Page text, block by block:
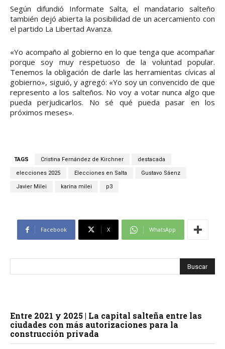
Según difundió Informate Salta, el mandatario salteño
también dejó abierta la posibilidad de un acercamiento con
el partido La Libertad Avanza.
«Yo acompaño al gobierno en lo que tenga que acompañar
porque soy muy respetuoso de la voluntad popular.
Tenemos la obligación de darle las herramientas cívicas al
gobierno», siguió, y agregó: «Yo soy un convencido de que
represento a los salteños. No voy a votar nunca algo que
pueda perjudicarlos. No sé qué pueda pasar en los
próximos meses».
TAGS Cristina Fernández de Kirchner destacada
elecciones 2025 Elecciones en Salta Gustavo Sáenz
Javier Milei karina milei p3
Facebook X WhatsApp
Entre 2021 y 2025 | La capital salteña entre las
ciudades con más autorizaciones para la
construcción privada